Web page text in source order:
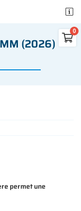


(2026)
permet une